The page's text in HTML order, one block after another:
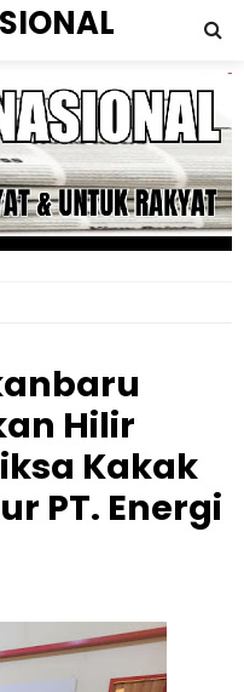
Hilir
Kakak
PT. Energi